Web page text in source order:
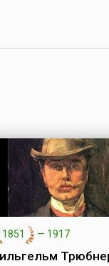
1851 — 1917